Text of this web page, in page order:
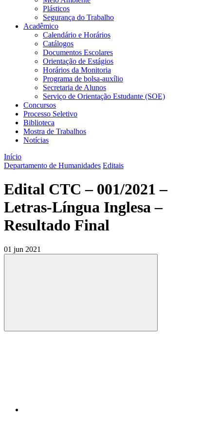
Plásticos
Segurança do Trabalho
Acadêmico
Calendário e Horários
Catálogos
Documentos Escolares
Orientação de Estágios
Horários da Monitoria
Programa de bolsa-auxílio
Secretaria de Alunos
Serviço de Orientação Estudante (SOE)
Concursos
Processo Seletivo
Biblioteca
Mostra de Trabalhos
Notícias
Início
Departamento de Humanidades Editais
Edital CTC – 001/2021 –
Letras-Língua Inglesa –
Resultado Final
01 jun 2021
Compartilhar